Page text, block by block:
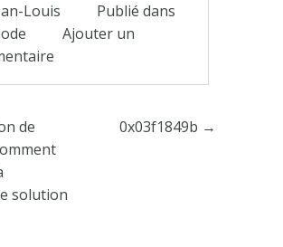
Louis
Publié dans
Ajouter un
navigation
de
solution
0x03f1849b →